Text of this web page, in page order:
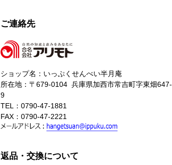
ご連絡先
ショップ名：いっぷくせんべい半月庵
所在地：〒679-0104 兵庫県加西市常吉町字東畑647-
9
TEL：0790-47-1881
FAX：0790-47-2221
返品・交換について